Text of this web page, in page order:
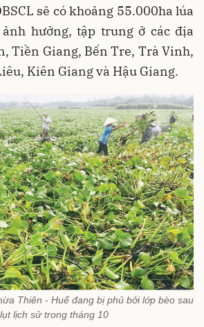
sẽ có khoảng 55.000ha lúa
hưởng, tập trung ở các địa
Tiền Giang, Bến Tre, Trà Vinh,
Kiên Giang và Hậu Giang.
Thiên - Huế đang bị phủ bởi lớp bèo sau
lịch sử trong tháng 10